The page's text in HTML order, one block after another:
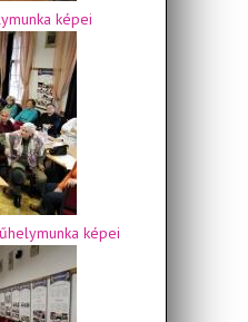
képei
képei